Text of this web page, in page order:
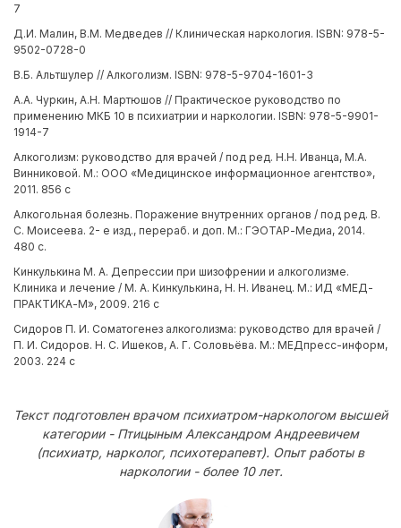
7
Д.И. Малин, В.М. Медведев // Клиническая наркология. ISBN: 978-5-
9502-0728-0
В.Б. Альтшулер // Алкоголизм. ISBN: 978-5-9704-1601-3
А.А. Чуркин, А.Н. Мартюшов // Практическое руководство по
применению МКБ 10 в психиатрии и наркологии. ISBN: 978-5-9901-
1914-7
Алкоголизм: руководство для врачей / под ред. Н.Н. Иванца, М.А.
Винниковой. М.: ООО «Медицинское информационное агентство»,
2011. 856 с
Алкогольная болезнь. Поражение внутренних органов / под ред. В.
С. Моисеева. 2- е изд., перераб. и доп. М.: ГЭОТАР-Медиа, 2014.
480 с.
Кинкулькина М. А. Депрессии при шизофрении и алкоголизме.
Клиника и лечение / М. А. Кинкулькина, Н. Н. Иванец. М.: ИД «МЕД-
ПРАКТИКА-М», 2009. 216 с
Сидоров П. И. Соматогенез алкоголизма: руководство для врачей /
П. И. Сидоров. Н. С. Ишеков, А. Г. Соловьёва. М.: МЕДпресс-информ,
2003. 224 с
Текст подготовлен врачом психиатром-наркологом высшей
категории - Птицыным Александром Андреевичем
(психиатр, нарколог, психотерапевт). Опыт работы в
наркологии - более 10 лет.